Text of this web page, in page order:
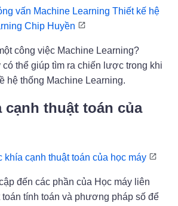
vấn Machine Learning Thiết kế hệ
Chip Huyền
công việc Machine Learning?
thể giúp tìm ra chiến lược trong khi
hệ thống Machine Learning.
cạnh thuật toán của
khía cạnh thuật toán của học máy
đến các phần của Học máy liên
tính toán và phương pháp số để